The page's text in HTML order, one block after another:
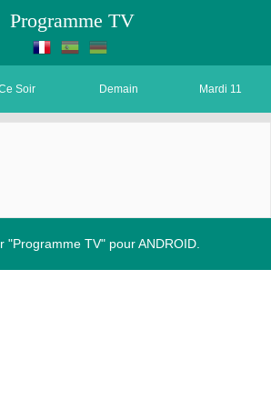
Programme TV
Soir Demain Mardi 11
"Programme TV" pour ANDROID.